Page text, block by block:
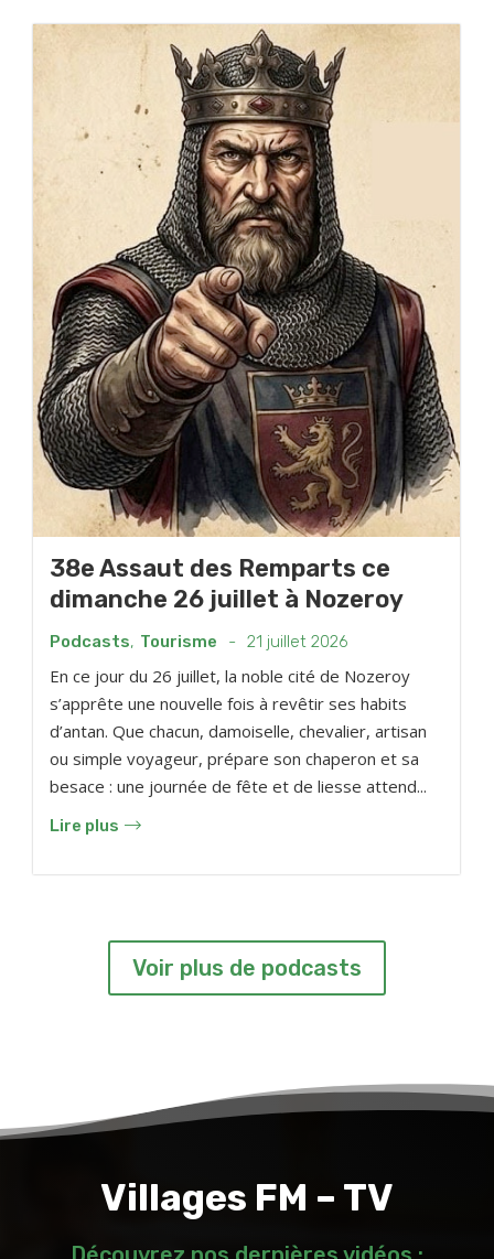
38e Assaut des Remparts ce
dimanche 26 juillet à Nozeroy
Podcasts, Tourisme - 21 juillet 2026
En ce jour du 26 juillet, la noble cité de Nozeroy
s’apprête une nouvelle fois à revêtir ses habits
d’antan. Que chacun, damoiselle, chevalier, artisan
ou simple voyageur, prépare son chaperon et sa
besace : une journée de fête et de liesse attend...
Lire plus
Voir plus de podcasts
Villages FM – TV